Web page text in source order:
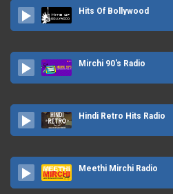
Hits Of Bollywood
Mirchi 90's Radio
Hindi Retro Hits Radio
Meethi Mirchi Radio